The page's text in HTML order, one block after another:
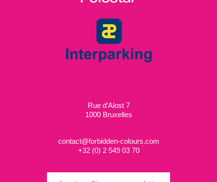
Rue d’Alost 7
1000 Bruxelles
contact@forbidden-colours.com
+32 (0) 2 549 03 70